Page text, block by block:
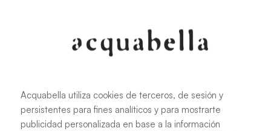
Créé sur mesure
Nous fabriquons des receveurs de douche sur
mesure qui s'adaptent à tout espace.
Acquabella utiliza cookies de terceros, de sesión y
persistentes para fines analíticos y para mostrarte
publicidad personalizada en base a la información